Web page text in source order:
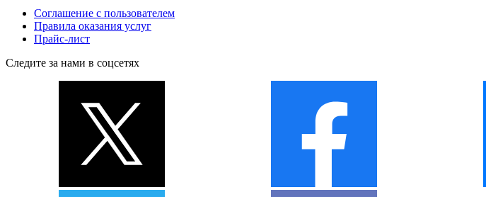
Соглашение с пользователем
Правила оказания услуг
Прайс-лист
Следите за нами в соцсетях